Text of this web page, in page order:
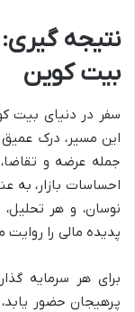
نتیجه
بیت کوین
سفر در دنیای بیت
این مسیر، درک عمیق
جمله عرضه و
احساسات بازار، به
نوسان، و هر
پدیده مالی را روایت
برای هر سرمایه